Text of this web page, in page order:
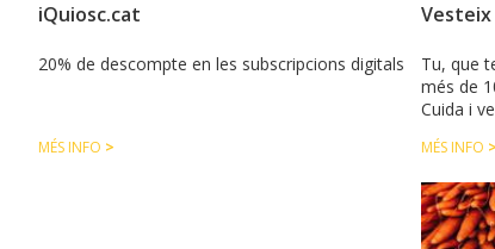
iQuiosc.cat
20% de descompte en les subscripcions digitals
MÉS INFO >
Tu, que
més de
Cuida i
MÉS INFO >